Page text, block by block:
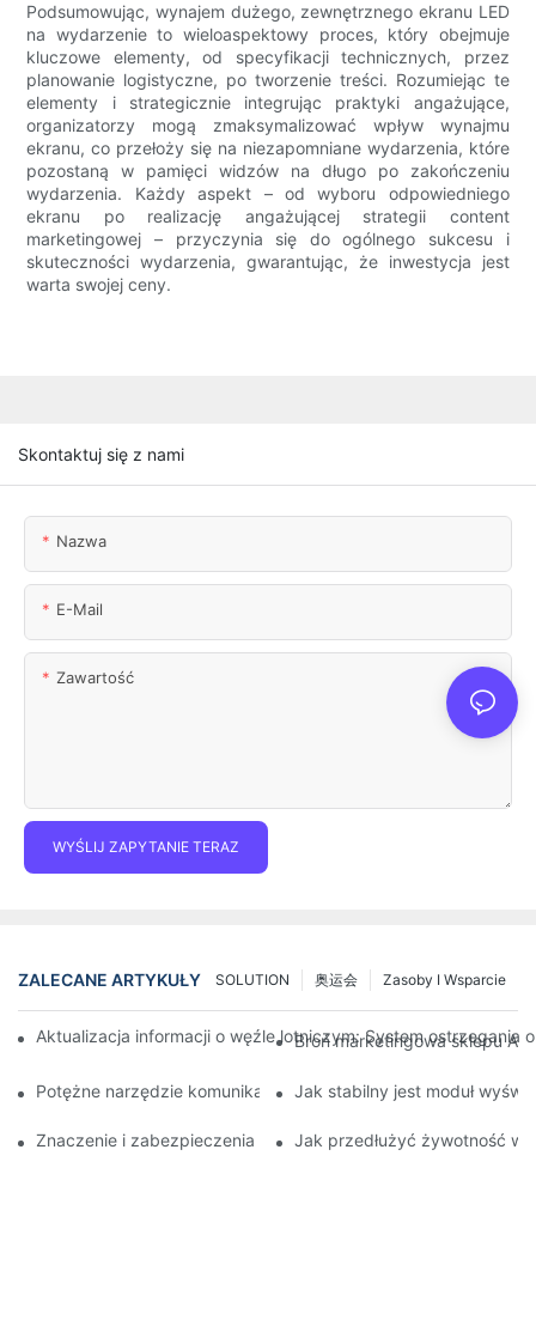
Podsumowując, wynajem dużego, zewnętrznego ekranu LED
na wydarzenie to wieloaspektowy proces, który obejmuje
kluczowe elementy, od specyfikacji technicznych, przez
planowanie logistyczne, po tworzenie treści. Rozumiejąc te
elementy i strategicznie integrując praktyki angażujące,
organizatorzy mogą zmaksymalizować wpływ wynajmu
ekranu, co przełoży się na niezapomniane wydarzenia, które
pozostaną w pamięci widzów na długo po zakończeniu
wydarzenia. Każdy aspekt – od wyboru odpowiedniego
ekranu po realizację angażującej strategii content
marketingowej – przyczynia się do ogólnego sukcesu i
skuteczności wydarzenia, gwarantując, że inwestycja jest
warta swojej ceny.
Skontaktuj się z nami
Nazwa
E-Mail
Zawartość
WYŚLIJ ZAPYTANIE TERAZ
ZALECANE ARTYKUŁY Zasoby I Wsparcie
奥运会
SOLUTION
Aktualizacja informacji o węźle lotniczym: System ostrzegania
Broń marketingowa sklepu
Potężne narzędzie komunikacji dla organizacji zajmujących
Jak stabilny jest moduł
Znaczenie i zabezpieczenia wyświetlaczy LED scenicznych –
Jak przedłużyć żywotność